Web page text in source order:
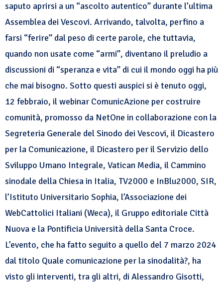
saputo aprirsi a un “ascolto autentico” durante l’ultima
Assemblea dei Vescovi. Arrivando, talvolta, perfino a
farsi “ferire” dal peso di certe parole, che tuttavia,
quando non usate come “armi”, diventano il preludio a
discussioni di “speranza e vita” di cui il mondo oggi ha più
che mai bisogno. Sotto questi auspici si è tenuto oggi,
12 febbraio, il webinar ComunicAzione per costruire
comunità, promosso da NetOne in collaborazione con la
Segreteria Generale del Sinodo dei Vescovi, il Dicastero
per la Comunicazione, il Dicastero per il Servizio dello
Sviluppo Umano Integrale, Vatican Media, il Cammino
sinodale della Chiesa in Italia, TV2000 e InBlu2000, SIR,
l’Istituto Universitario Sophia, l’Associazione dei
WebCattolici Italiani (Weca), il Gruppo editoriale Città
Nuova e la Pontificia Università della Santa Croce.
L’evento, che ha fatto seguito a quello del 7 marzo 2024
dal titolo Quale comunicazione per la sinodalità?, ha
visto gli interventi, tra gli altri, di Alessandro Gisotti,